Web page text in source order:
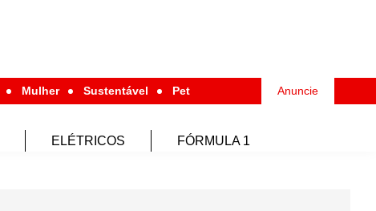
Mulher Sustentável Pet Anuncie
ELÉTRICOS FÓRMULA 1